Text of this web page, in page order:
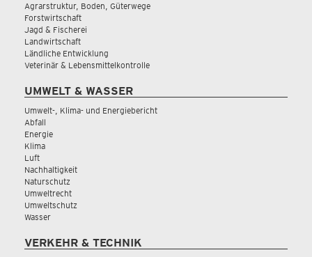
Agrarstruktur, Boden, Güterwege
Forstwirtschaft
Jagd & Fischerei
Landwirtschaft
Ländliche Entwicklung
Veterinär & Lebensmittelkontrolle
UMWELT & WASSER
Umwelt-, Klima- und Energiebericht
Abfall
Energie
Klima
Luft
Nachhaltigkeit
Naturschutz
Umweltrecht
Umweltschutz
Wasser
VERKEHR & TECHNIK